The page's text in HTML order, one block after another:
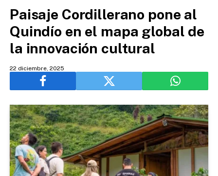
Paisaje Cordillerano pone al
Quindío en el mapa global de
la innovación cultural
22 diciembre, 2025